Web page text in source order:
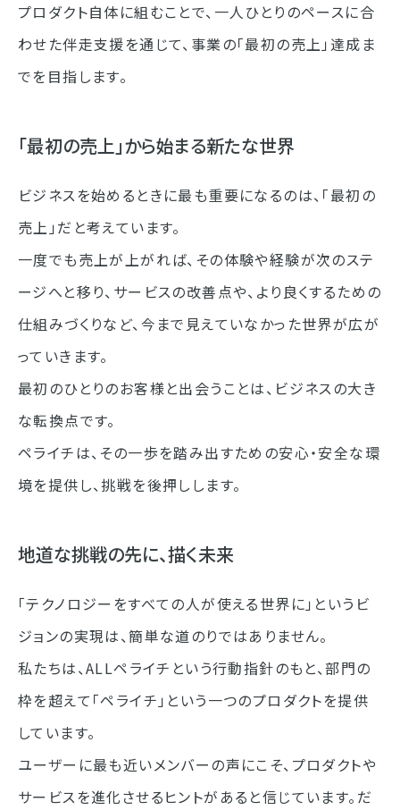
プロダクト自体に組むことで、一人ひとりのペースに合
わせた伴走支援を通じて、事業の「最初の売上」達成ま
でを目指します。
「最初の売上」から始まる新たな世界
ビジネスを始めるときに最も重要になるのは、「最初の
売上」だと考えています。
一度でも売上が上がれば、その体験や経験が次のステ
ージへと移り、サービスの改善点や、より良くするための
仕組みづくりなど、今まで見えていなかった世界が広が
っていきます。
最初のひとりのお客様と出会うことは、ビジネスの大き
な転換点です。
ペライチは、その一歩を踏み出すための安心・安全な環
境を提供し、挑戦を後押しします。
地道な挑戦の先に、描く未来
「テクノロジーをすべての人が使える世界に」というビ
ジョンの実現は、簡単な道のりではありません。
私たちは、ALLペライチという行動指針のもと、部門の
枠を超えて「ペライチ」という一つのプロダクトを提供
しています。
ユーザーに最も近いメンバーの声にこそ、プロダクトや
サービスを進化させるヒントがあると信じています。だ